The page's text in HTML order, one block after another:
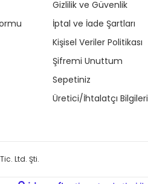
Gizlilik ve Güvenlik
İptal ve İade Şartları
Kişisel Veriler Politikası
Şifremi Unuttum
Sepetiniz
Üretici/İhtalatçı Bilgileri
Ltd. Şti.